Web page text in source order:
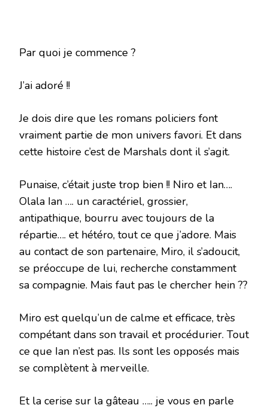
Par quoi je commence ?
J’ai adoré !!
Je dois dire que les romans policiers font
vraiment partie de mon univers favori. Et dans
cette histoire c’est de Marshals dont il s’agit.
Punaise, c’était juste trop bien !! Niro et Ian….
Olala Ian …. un caractériel, grossier,
antipathique, bourru avec toujours de la
répartie…. et hétéro, tout ce que j’adore. Mais
au contact de son partenaire, Miro, il s’adoucit,
se préoccupe de lui, recherche constamment
sa compagnie. Mais faut pas le chercher hein ??
Miro est quelqu’un de calme et efficace, très
compétant dans son travail et procédurier. Tout
ce que Ian n’est pas. Ils sont les opposés mais
se complètent à merveille.
Et la cerise sur la gâteau ….. je vous en parle